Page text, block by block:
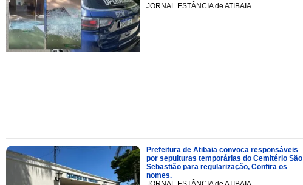
JORNAL ESTÂNCIA de ATIBAIA
Prefeitura de Atibaia convoca responsáveis
por sepulturas temporárias do Cemitério São
Sebastião para regularização, Confira os
nomes.